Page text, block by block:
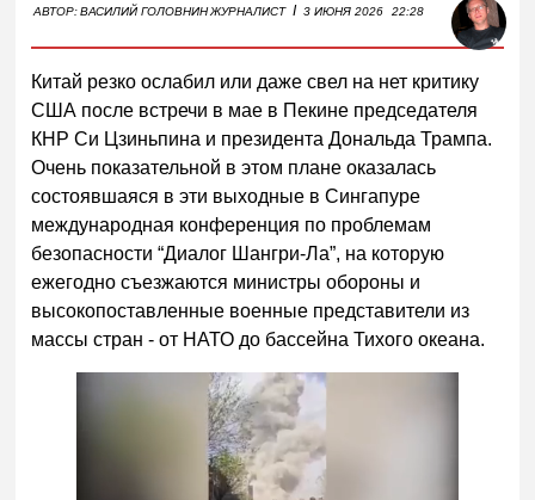
АВТОР:ВАСИЛИЙ ГОЛОВНИНЖУРНАЛИСТ I 3 ИЮНЯ 2026 22:28
Китай резко ослабил или даже свел на нет критику
США после встречи в мае в Пекине председателя
КНР Си Цзиньпина и президента Дональда Трампа.
Очень показательной в этом плане оказалась
состоявшаяся в эти выходные в Сингапуре
международная конференция по проблемам
безопасности “Диалог Шангри-Ла”, на которую
ежегодно съезжаются министры обороны и
высокопоставленные военные представители из
массы стран - от НАТО до бассейна Тихого океана.